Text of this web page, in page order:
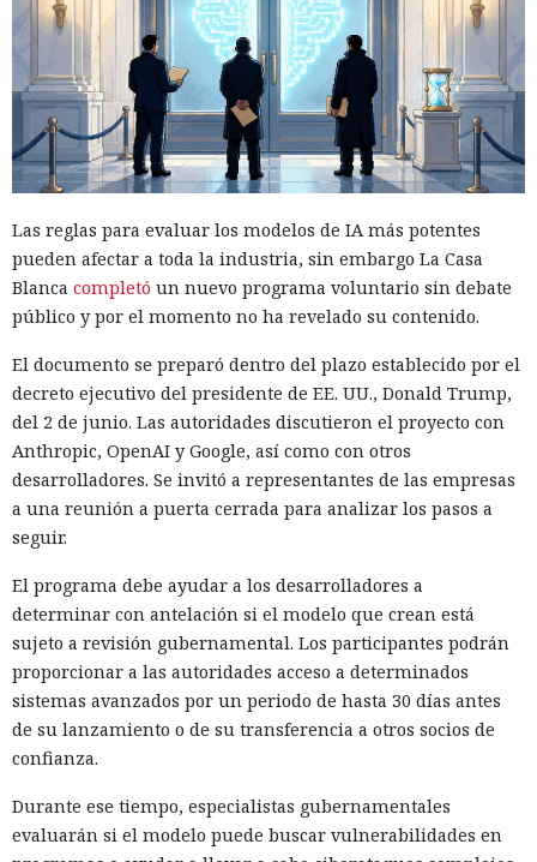
Las reglas para evaluar los modelos de IA más potentes
pueden afectar a toda la industria, sin embargo La Casa
Blanca completó un nuevo programa voluntario sin debate
público y por el momento no ha revelado su contenido.
El documento se preparó dentro del plazo establecido por el
decreto ejecutivo del presidente de EE. UU., Donald Trump,
del 2 de junio. Las autoridades discutieron el proyecto con
Anthropic, OpenAI y Google, así como con otros
desarrolladores. Se invitó a representantes de las empresas
a una reunión a puerta cerrada para analizar los pasos a
seguir.
El programa debe ayudar a los desarrolladores a
determinar con antelación si el modelo que crean está
sujeto a revisión gubernamental. Los participantes podrán
proporcionar a las autoridades acceso a determinados
sistemas avanzados por un periodo de hasta 30 días antes
de su lanzamiento o de su transferencia a otros socios de
confianza.
Durante ese tiempo, especialistas gubernamentales
evaluarán si el modelo puede buscar vulnerabilidades en